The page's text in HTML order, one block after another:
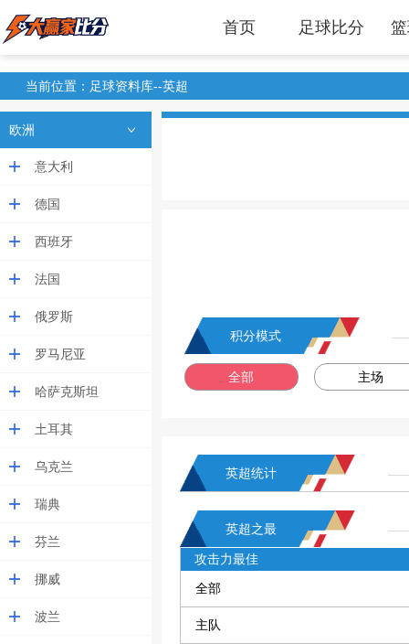
首页 足球比分
当前位置：足球资料库--英超
欧洲
意大利
德国
西班牙
法国
俄罗斯
罗马尼亚
哈萨克斯坦
土耳其
乌克兰
瑞典
芬兰
挪威
波兰
积分模式
全部 主场
英超统计
英超之最
攻击力最佳
全部
主队